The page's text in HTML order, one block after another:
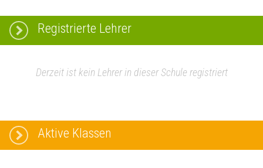
Registrierte Lehrer
Derzeit ist kein Lehrer in dieser Schule registriert
Aktive Klassen